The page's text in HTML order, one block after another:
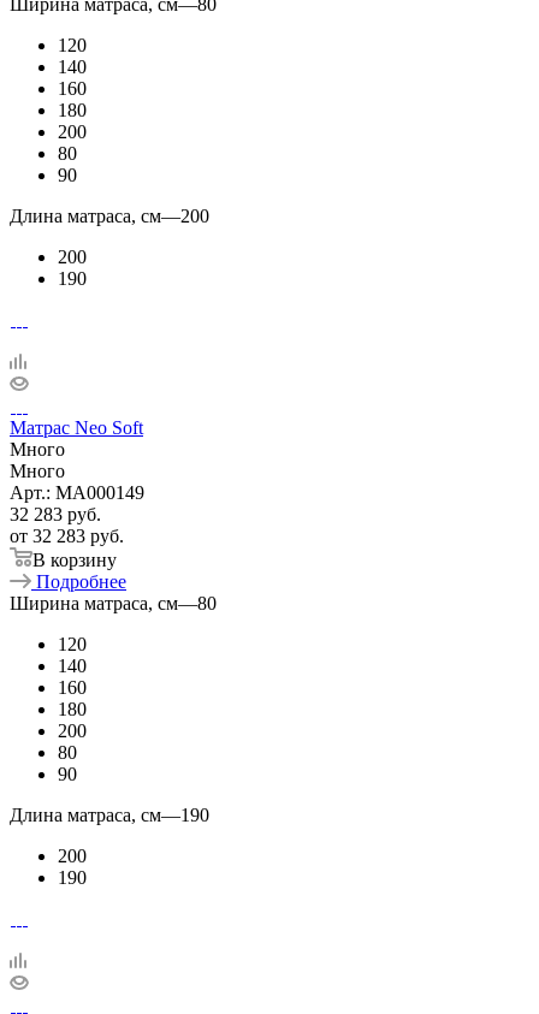
120
140
160
180
200
80
90
Длина матраса, см—200
200
190
Матрас Neo Soft
Много
Много
Арт.: MA000149
32 283 руб.
от 32 283 руб.
В корзину
Подробнее
Ширина матраса, см—80
120
140
160
180
200
80
90
Длина матраса, см—190
200
190